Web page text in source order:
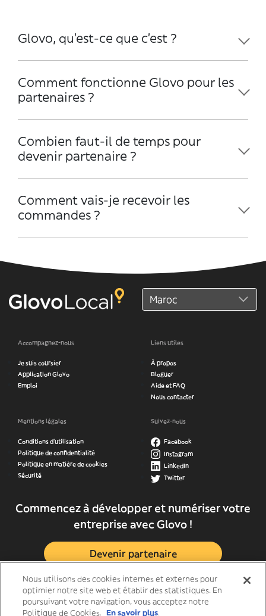
Glovo, qu’est-ce que c’est ?
Comment fonctionne Glovo pour les
partenaires ?
Combien faut-il de temps pour
devenir partenaire ?
Comment vais-je recevoir les
commandes ?
Accompagnez-nous
Je suis coursier
Application Glovo
Emploi
Liens utiles
À propos
Bloguer
Aide et FAQ
Nous contacter
Mentions légales
Conditions d’utilisation
Politique de confidentialité
Politique en matière de cookies
Sécurité
Suivez-nous
Facebook
Instagram
LinkedIn
Twitter
Commencez à développer et numériser votre
entreprise avec Glovo !
Devenir partenaire
Nous utilisons des cookies internes et externes pour
optimier notre site web et établir des statistiques. En
poursuivant votre navigation, vous acceptez notre
Politique de Cookies. En savoir plus.